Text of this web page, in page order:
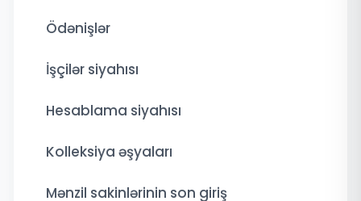
Ödənişlər
İşçilər siyahısı
Hesablama siyahısı
Kolleksiya əşyaları
Mənzil sakinlərinin son giriş